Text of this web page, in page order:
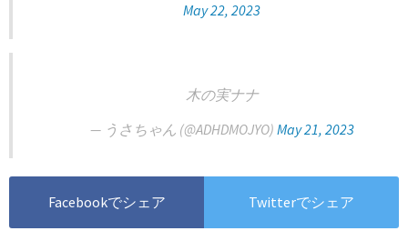
May 22, 2023
木の実ナナ
— うさちゃん (@ADHDMOJYO) May 21, 2023
Facebookでシェア Twitterでシェア